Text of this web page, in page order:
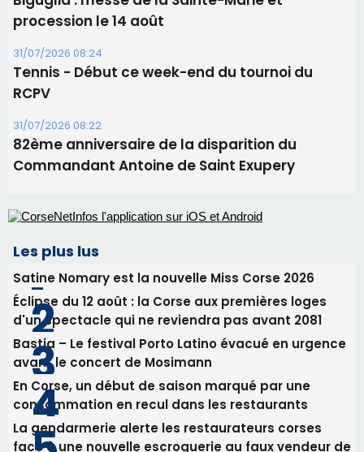
05/08/2026 09:53
procession le 14 août
31/07/2026 08:24
RCPV
31/07/2026 08:22
Les plus lus
Satine Nomary est la nouvelle Miss Corse 2026
Éclipse du 12 août : la Corse aux premières loges
d'un spectacle qui ne reviendra pas avant 2081
Bastia – Le festival Porto Latino évacué en urgence
avant le concert de Mosimann
En Corse, un début de saison marqué par une
consommation en recul dans les restaurants